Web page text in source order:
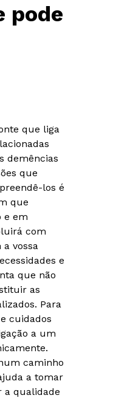
pode
que liga
demências
que
los é
que
e em
com
a vossa
e
que não
as
Para
cuidados
a um
caminho
a tomar
a qualidade